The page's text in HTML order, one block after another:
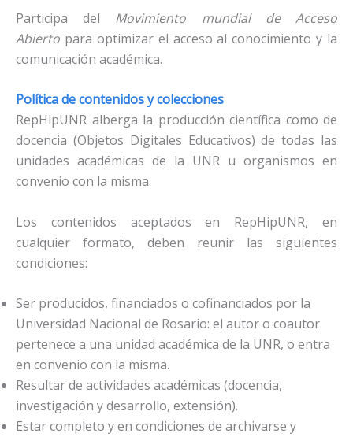
Participa del Movimiento mundial de Acceso
Abierto para optimizar el acceso al conocimiento y la
comunicación académica.
Política de contenidos y colecciones
RepHipUNR alberga la producción científica como de
docencia (Objetos Digitales Educativos) de todas las
unidades académicas de la UNR u organismos en
convenio con la misma.
Los contenidos aceptados en RepHipUNR, en
cualquier formato, deben reunir las siguientes
condiciones:
Ser producidos, financiados o cofinanciados por la
Universidad Nacional de Rosario: el autor o coautor
pertenece a una unidad académica de la UNR, o entra
en convenio con la misma.
Resultar de actividades académicas (docencia,
investigación y desarrollo, extensión).
Estar completo y en condiciones de archivarse y